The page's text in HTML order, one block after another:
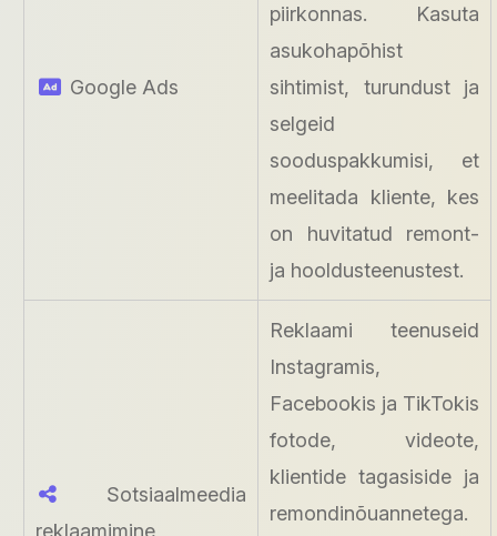
Google Ads
piirkonnas. Kasuta
asukohapõhist
sihtimist, turundust ja
selgeid
sooduspakkumisi, et
meelitada kliente, kes
on huvitatud remont-
ja hooldusteenustest.
Sotsiaalmeedia
reklaamimine
Reklaami teenuseid
Instagramis,
Facebookis ja TikTokis
fotode, videote,
klientide tagasiside ja
remondinõuannetega.